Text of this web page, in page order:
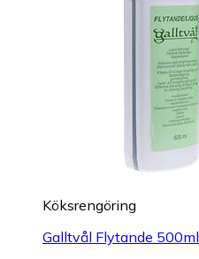
Köksrengöring
Galltvål Flytande 500ml